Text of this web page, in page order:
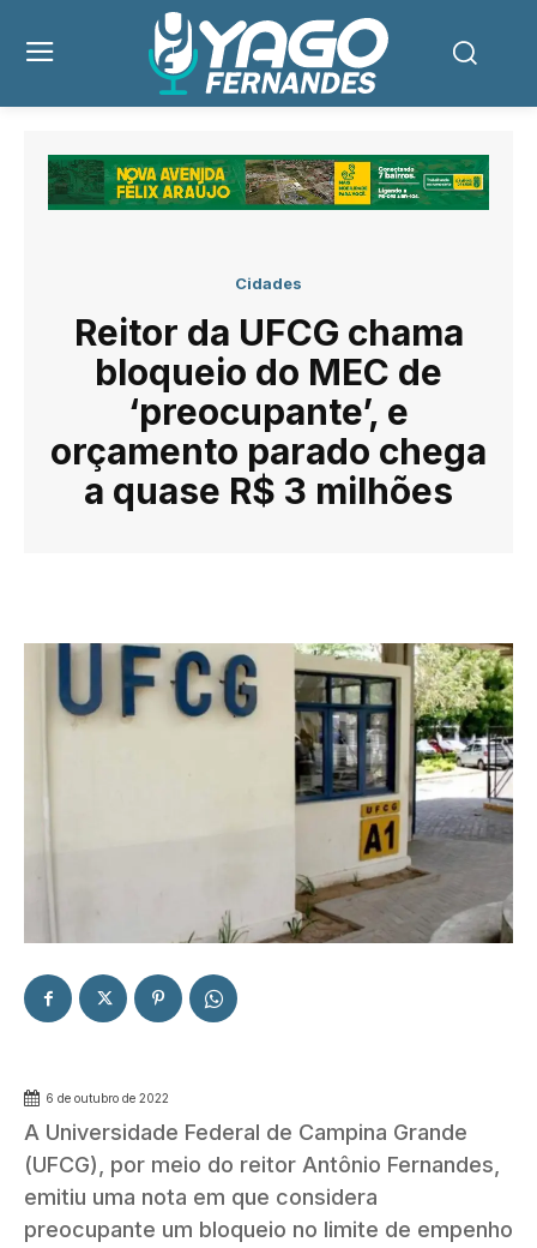
Cidades
Reitor da UFCG chama
bloqueio do MEC de
‘preocupante’, e
orçamento parado chega
a quase R$ 3 milhões
6 de outubro de 2022
A Universidade Federal de Campina Grande
(UFCG), por meio do reitor Antônio Fernandes,
emitiu uma nota em que considera
preocupante um bloqueio no limite de empenho